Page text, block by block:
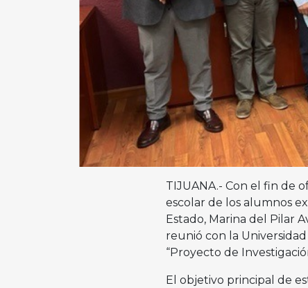
TIJUANA.- Con el fin de
escolar de los alumnos
Estado, Marina del Pilar
reunió con la
“Proyecto de
El objetivo principal de